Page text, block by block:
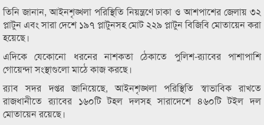
তিনি জানান, আইনশৃঙ্খলা পরিস্থিতি নিয়ন্ত্রণে ঢাকা ও আশপাশের জেলায় ৩২
প্লাটুন এবং সারা দেশে ১৯৭ প্লাটুনসহ মোট ২২৯ প্লাটুন বিজিবি মোতায়েন করা
হয়েছে।
এদিকে যেকোনো ধরনের নাশকতা ঠেকাতে পুলিশ-র‌্যাবের পাশাপাশি
গোয়েন্দা সংস্থাগুলো মাঠে কাজ করছে।
র‌্যাব সদর দপ্তর জানিয়েছে, আইনশৃঙ্খলা পরিস্থিতি স্বাভাবিক রাখতে
রাজধানীতে র‍্যাবের ১৬০টি টহল দলসহ সারাদেশে ৪৬০টি টইল দল
মোতায়েন রয়েছে।